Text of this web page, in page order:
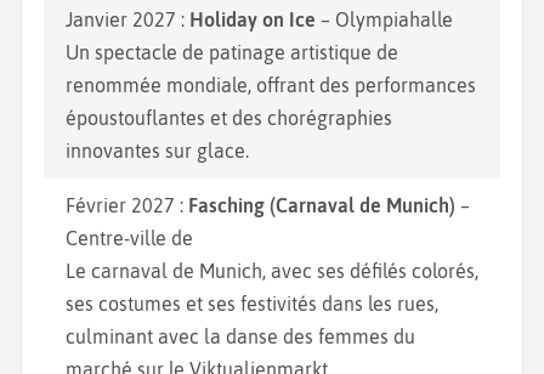
Janvier 2027 : Holiday on Ice – Olympiahalle
Un spectacle de patinage artistique de
renommée mondiale, offrant des performances
époustouflantes et des chorégraphies
innovantes sur glace.
Février 2027 : Fasching (Carnaval de Munich) –
Centre-ville de
Le carnaval de Munich, avec ses défilés colorés,
ses costumes et ses festivités dans les rues,
culminant avec la danse des femmes du
marché sur le Viktualienmarkt.